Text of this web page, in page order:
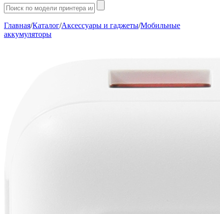
Главная/Каталог/Аксессуары и гаджеты/Мобильные
аккумуляторы